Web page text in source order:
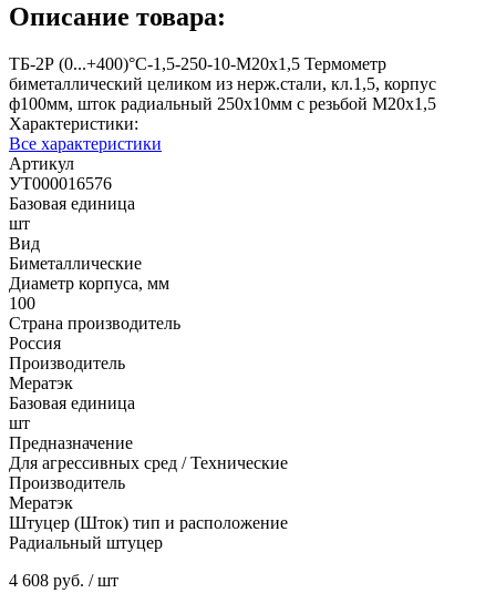
Описание товара:
ТБ-2Р (0...+400)°С-1,5-250-10-М20х1,5 Термометр
биметаллический целиком из нерж.стали, кл.1,5, корпус
ф100мм, шток радиальный 250х10мм с резьбой М20х1,5
Характеристики:
Все характеристики
Артикул
УТ000016576
Базовая единица
шт
Вид
Биметаллические
Диаметр корпуса, мм
100
Страна производитель
Россия
Производитель
Мератэк
Базовая единица
шт
Предназначение
Для агрессивных сред / Технические
Производитель
Мератэк
Штуцер (Шток) тип и расположение
Радиальный штуцер
4 608 руб. / шт